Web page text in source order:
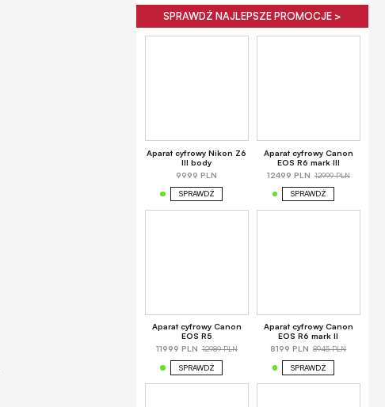
SPRAWDŹ NAJLEPSZE PROMOCJE >
Aparat cyfrowy Nikon Z6
III body
9999 PLN
SPRAWDŹ
Aparat cyfrowy Canon
EOS R6 mark III
12499 PLN 12999 PLN
SPRAWDŹ
Aparat cyfrowy Canon
EOS R5
11999 PLN 12989 PLN
SPRAWDŹ
Aparat cyfrowy Canon
EOS R6 mark II
8199 PLN 8945 PLN
SPRAWDŹ